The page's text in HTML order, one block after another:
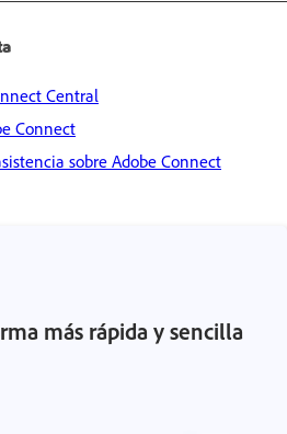
Central
Connect
sobre Adobe Connect
más rápida y sencilla